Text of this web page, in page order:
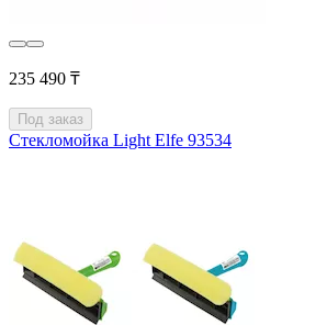
235 490 ₸
Под заказ
Стекломойка Light Elfe 93534